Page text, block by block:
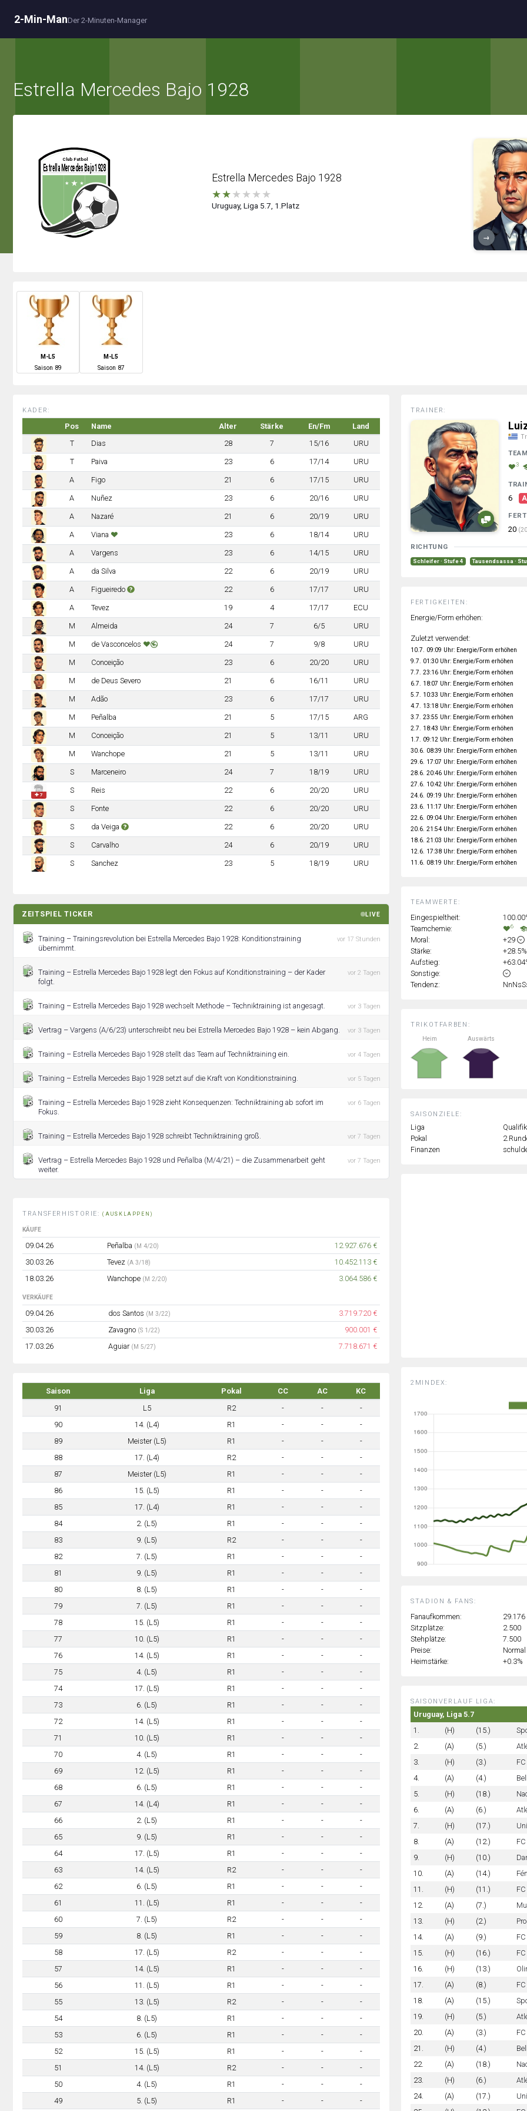
2-Min-ManDer 2-Minuten-Manager
Estrella Mercedes Bajo 1928
Estrella Mercedes Bajo 1928
★★★ ★ ★ ★
Uruguay, Liga 5.7, 1.Platz
→
M-L5
Saison 89
M-L5
Saison 87
KADER:
Pos Name Alter Stärke En/Fm
Land
T
Dias 28 7 15/16 URU
T Paiva 23 6 17/14 URU
A Figo 21 6 17/15 URU
A Nuñez 23 6 20/16 URU
A Nazaré 21 6 20/19 URU
A Viana 23 6 18/14 URU
A Vargens 23 6 14/15 URU
A da Silva 22 6 20/19 URU
A Figueiredo 22 6 17/17 URU
A Tevez 19 4 17/17 ECU
M Almeida 24 7 6/5 URU
M de Vasconcelos 24 7 9/8 URU
M Conceição 23 6 20/20 URU
M de Deus Severo 21 6 16/11 URU
M Adão 23 6 17/17 URU
M Peñalba 21 5 17/15 ARG
M Conceição 21 5 13/11 URU
M Wanchope 21 5 13/11 URU
S Marceneiro 24 7 18/19 URU
✚ 7
S Reis 22 6 20/20 URU
S Fonte 22 6 20/20 URU
S da Veiga 22 6 20/20 URU
S Carvalho 24 6 20/19 URU
S Sanchez 23 5 18/19 URU
ZEITSPIEL TICKER LIVE
Training – Trainingsrevolution bei Estrella Mercedes Bajo 1928: Konditionstraining
übernimmt.
vor 17 Stunden
Training – Estrella Mercedes Bajo 1928 legt den Fokus auf Konditionstraining – der Kader
folgt.
vor 2 Tagen
Training – Estrella Mercedes Bajo 1928 wechselt Methode – Techniktraining ist angesagt. vor 3 Tagen
Vertrag – Vargens (A/6/23) unterschreibt neu bei Estrella Mercedes Bajo 1928 – kein Abgang. vor 3 Tagen
Training – Estrella Mercedes Bajo 1928 stellt das Team auf Techniktraining ein. vor 4 Tagen
Training – Estrella Mercedes Bajo 1928 setzt auf die Kraft von Konditionstraining. vor 5 Tagen
Training – Estrella Mercedes Bajo 1928 zieht Konsequenzen: Techniktraining ab sofort im
Fokus.
vor 6 Tagen
Training – Estrella Mercedes Bajo 1928 schreibt Techniktraining groß. vor 7 Tagen
Vertrag – Estrella Mercedes Bajo 1928 und Peñalba (M/4/21) – die Zusammenarbeit geht
weiter.
vor 7 Tagen
TRANSFERHISTORIE:(AUSKLAPPEN)
KÄUFE
09.04.26 Peñalba (M 4/20)
12.927.676 €
30.03.26
Tevez (A 3/18)
10.452.113 €
18.03.26
Wanchope (M 2/20) 3.064.586 €
VERKÄUFE
09.04.26 dos Santos (M 3/22)
3.719.720 €
30.03.26
Zavagno (S 1/22)
900.001 €
17.03.26
Aguiar (M 5/27) 7.718.671 €
Saison Liga Pokal CC AC
KC
91
L5 R2 - -
-
90
14. (L4) R1 - -
-
89
Meister (L5) R1 - -
-
88
17. (L4) R2 - -
-
87
Meister (L5) R1 - -
-
86
15. (L5) R1 - -
-
85
17. (L4) R1 - -
-
84
2. (L5) R1 - -
-
83
9. (L5) R2 - -
-
82
7. (L5) R1 - -
-
81
9. (L5) R1 - -
-
80
8. (L5) R1 - -
-
79
7. (L5) R1 - -
-
78
15. (L5) R1 - -
-
77
10. (L5) R1 - -
-
76
14. (L5) R1 - -
-
75
4. (L5) R1 - -
-
74
17. (L5) R1 - -
-
73
6. (L5) R1 - -
-
72
14. (L5) R1 - -
-
71
10. (L5) R1 - -
-
70
4. (L5) R1 - -
-
69
12. (L5) R1 - -
-
68
6. (L5) R1 - -
-
67
14. (L4) R1 - -
-
66
2. (L5) R1 - -
-
65
9. (L5) R1 - -
-
64
17. (L5) R1 - -
-
63
14. (L5) R2 - -
-
62
6. (L5) R1 - -
-
61
11. (L5) R1 - -
-
60
7. (L5) R2 - -
-
59
8. (L5) R1 - -
-
58
17. (L5) R2 - -
-
57
14. (L5) R1 - -
-
56
11. (L5) R1 - -
-
55
13. (L5) R2 - -
-
54
8. (L5) R1 - -
-
53
6. (L5) R1 - -
-
52
15. (L5) R1 - -
-
51
14. (L5) R2 - -
-
50
4. (L5) R1 - -
-
49
5. (L5) R1 - - -
TRIKOTFARBEN:
Heim
Auswärts
SAISONZIELE:
Liga
Pokal
Finanzen
2MINDEX:
TEAMWERTE:
Eingespieltheit:
Teamchemie:
6
Moral:
+29
Stärke:
+28.5%
Aufstieg:
Sonstige:
Tendenz:
TRAINER:
3
6
20
RICHTUNG
Schleifer · Stufe 4 Tausendsassa ·
FERTIGKEITEN:
Energie/Form erhöhen:
Zuletzt verwendet:
10.7. 09:09 Uhr: Energie/Form erhöhen
9.7. 01:30 Uhr: Energie/Form erhöhen
7.7. 23:16 Uhr: Energie/Form erhöhen
6.7. 18:07 Uhr: Energie/Form erhöhen
5.7. 10:33 Uhr: Energie/Form erhöhen
4.7. 13:18 Uhr: Energie/Form erhöhen
3.7. 23:55 Uhr: Energie/Form erhöhen
2.7. 18:43 Uhr: Energie/Form erhöhen
1.7. 09:12 Uhr: Energie/Form erhöhen
30.6. 08:39 Uhr: Energie/Form erhöhen
29.6. 17:07 Uhr: Energie/Form erhöhen
28.6. 20:46 Uhr: Energie/Form erhöhen
27.6. 10:42 Uhr: Energie/Form erhöhen
24.6. 09:19 Uhr: Energie/Form erhöhen
23.6. 11:17 Uhr: Energie/Form erhöhen
22.6. 09:04 Uhr: Energie/Form erhöhen
20.6. 21:54 Uhr: Energie/Form erhöhen
18.6. 21:03 Uhr: Energie/Form erhöhen
12.6. 17:38 Uhr: Energie/Form erhöhen
11.6. 08:19 Uhr: Energie/Form erhöhen
STADION & FANS:
Fanaufkommen:
29.176
Sitzplätze:
2.500
Stehplätze:
7.500
Preise:
Normal
Heimstärke:
+0.3%
SAISONVERLAUF LIGA:
Uruguay, Liga 5.7
1.
(H) (15.)
2.
(A) (5.)
3.
(H) (3.)
4.
(A) (4.)
5.
(H) (18.)
6.
(A) (6.)
7.
(H) (17.)
8.
(A) (12.)
9.
(H) (10.)
10.
(A) (14.)
11.
(H) (11.)
12.
(A) (7.)
13.
(H) (2.)
14.
(A) (9.)
15.
(H) (16.)
16.
(H) (13.)
17.
(A) (8.)
18.
(A) (15.)
19.
(H) (5.)
20.
(A) (3.)
21.
(H) (4.)
22.
(A) (18.)
23.
(H) (6.)
24.
(A) (17.)